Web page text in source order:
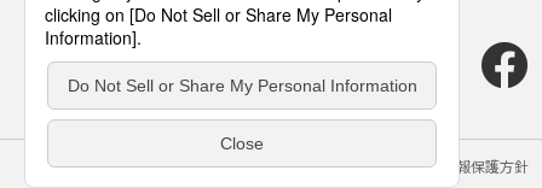
サイトのご利用にあたって クッキーポリシー 個人情報保護方針